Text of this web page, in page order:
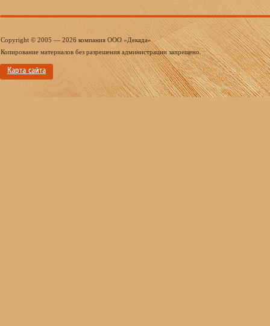
Copyright © 2005 — 2026 компания ООО «Декада»
Копирование материалов без разрешения администрации запрещено.
Карта сайта